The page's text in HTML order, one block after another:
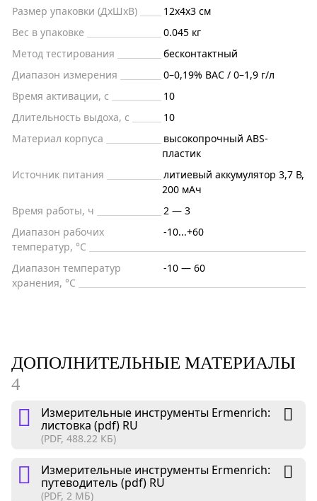
Размер упаковки (ДxШxВ)
12x4x3 см
Вес в упаковке
0.045 кг
Метод тестирования
бесконтактный
Диапазон измерения
0–0,19% BAC / 0–1,9 г/л
Время активации, с
10
Длительность выдоха, с
10
Материал корпуса
высокопрочный ABS-
пластик
Источник питания
литиевый аккумулятор 3,7 В,
200 мАч
Время работы, ч
2 — 3
Диапазон рабочих
температур, °С
-10...+60
Диапазон температур
хранения, °C
-10 — 60
ДОПОЛНИТЕЛЬНЫЕ МАТЕРИАЛЫ
4
Измерительные инструменты Ermenrich:
листовка (pdf) RU
(PDF, 488.22 КБ)
Измерительные инструменты Ermenrich:
путеводитель (pdf) RU
(PDF, 2 МБ)